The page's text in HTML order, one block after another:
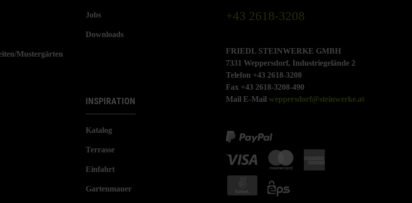
Mustergärten
Jobs
Downloads
INSPIRATION
Katalog
Terrasse
Einfahrt
Gartenmauer
+43 2618-3208
FRIEDL STEINWERKE GMBH
7331 Weppersdorf, Industriegelände 2
Telefon +43 2618-3208
Fax +43 2618-3208-490
Mail E-Mail weppersdorf@steinwerke.at